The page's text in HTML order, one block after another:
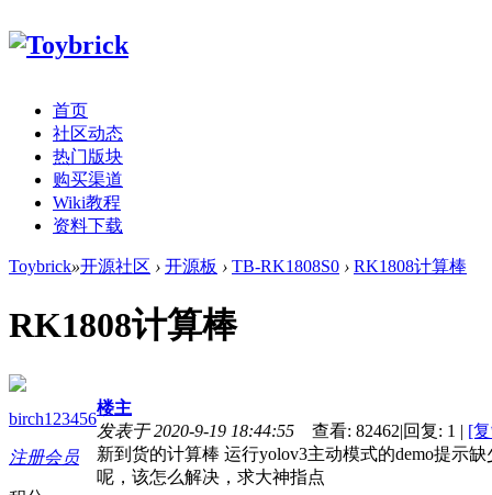
首页
社区动态
热门版块
购买渠道
Wiki教程
资料下载
Toybrick»开源社区 › 开源板 › TB-RK1808S0 › RK1808计算棒
RK1808计算棒
birch123456
注册会员
楼主
发表于 2020-9-19 18:44:55
查看: 82462|回复: 1 | [
新到货的计算棒 运行yolov3主动模式的demo提示
呢，该怎么解决，求大神指点